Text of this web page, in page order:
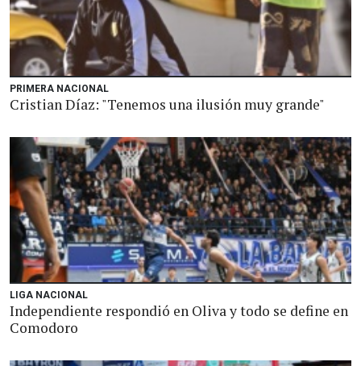
PRIMERA NACIONAL
Cristian Díaz: "Tenemos una ilusión muy grande"
LIGA NACIONAL
Independiente respondió en Oliva y todo se define en
Comodoro